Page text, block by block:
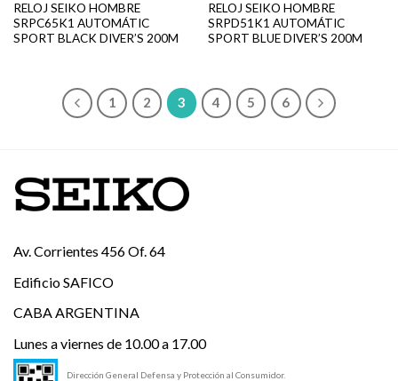
RELOJ SEIKO HOMBRE
SRPC65K1 AUTOMÁTIC
SPORT BLACK DIVER’S 200M
RELOJ SEIKO HOMBRE
SRPD51K1 AUTOMÁTIC
SPORT BLUE DIVER’S 200M
1 2 3 4 5 6
Av. Corrientes 456 Of. 64
Edificio SAFICO
CABA ARGENTINA
Lunes a viernes de 10.00 a 17.00
Dirección General Defensa y Protección al Consumidor.